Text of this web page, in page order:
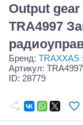
Запчасти и
Игрушки
Самолеты
Судомодели
Output
TRA4997
Бренд: TRAXXAS
Артикул: TRA4997
ID: 28779